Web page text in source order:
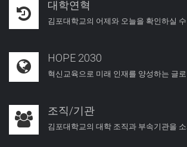
대학연혁
김포대학교의 어제와 오늘을 확인하실 수
HOPE 2030
혁신교육으로 미래 인재를 양성하는 글
조직/기관
김포대학교의 대학 조직과 부속기관을